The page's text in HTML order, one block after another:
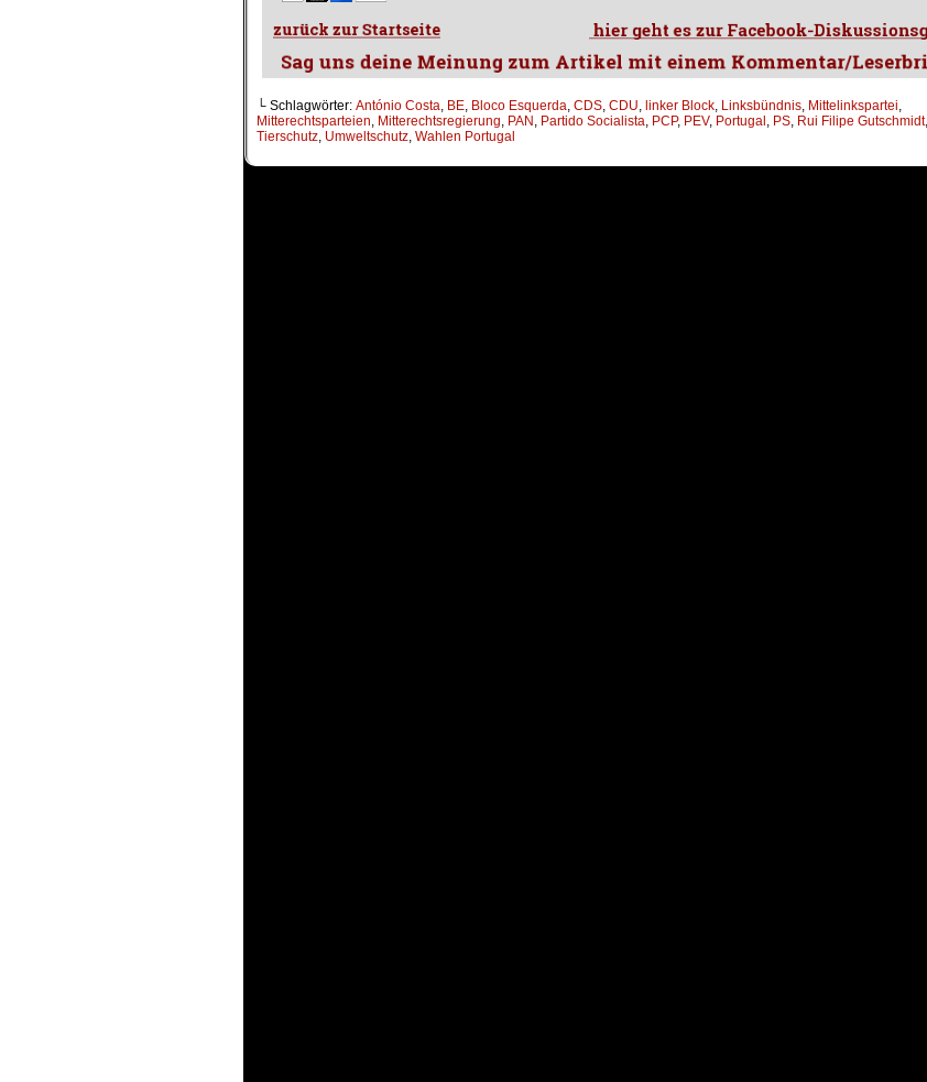
└ Schlagwörter: António Costa BE Bloco Esquerda CDS CDU linker Block Linksbündnis Mittelinkspartei
Mitterechtsparteien Mitterechtsregierung PAN Partido Socialista PCP, PEV, Portugal PS Rui Filipe Gutschmidt,
Tierschutz Umweltschutz Wahlen Portugal